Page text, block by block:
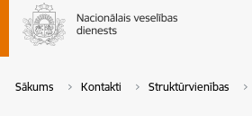
Sākums Kontakti Struktūrvienības